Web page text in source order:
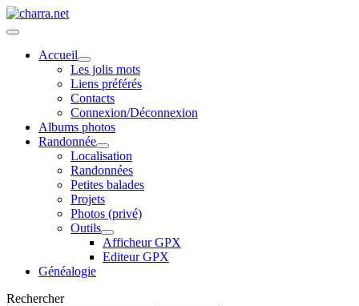
Accueil
Les jolis mots
Liens préférés
Contacts
Connexion/Déconnexion
Albums photos
Randonnée
Localisation
Randonnées
Petites balades
Projets
Photos (privé)
Outils
Afficheur GPX
Editeur GPX
Généalogie
Rechercher